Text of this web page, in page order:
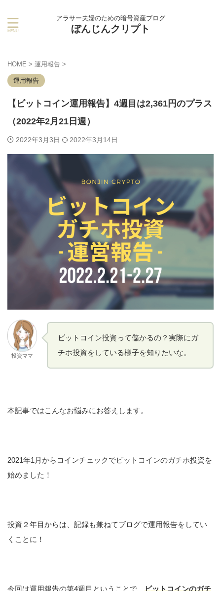
アラサー夫婦のための暗号資産ブログ
ぼんじんクリプト
HOME > 運用報告 >
運用報告
【ビットコイン運用報告】4週目は2,361円のプラス
（2022年2月21日週）
2022年3月3日 2022年3月14日
投資ママ
ビットコイン投資って儲かるの？実際にガ
チホ投資をしている様子を知りたいな。
本記事ではこんなお悩みにお答えします。
2021年1月からコインチェックでビットコインのガチホ投資を
始めました！
投資２年目からは、記録も兼ねてブログで運用報告をしてい
くことに！
今回は運用報告の第4週目ということで、 ビットコインのガチ